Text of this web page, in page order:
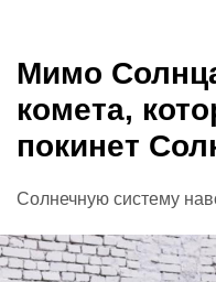
Мимо
комета,
покинет
Солнечную систему